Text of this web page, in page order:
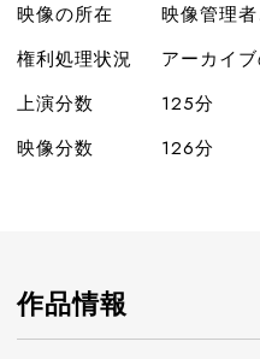
映像の所在
映像管理者
権利処理状況
アーカイ
上演分数
125分
映像分数
126分
作品情報